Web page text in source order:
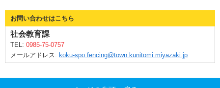
お問い合わせはこちら
社会教育課
TEL: 0985-75-0757
メールアドレス: koku-spo.fencing@town.kunitomi.miyazaki.jp